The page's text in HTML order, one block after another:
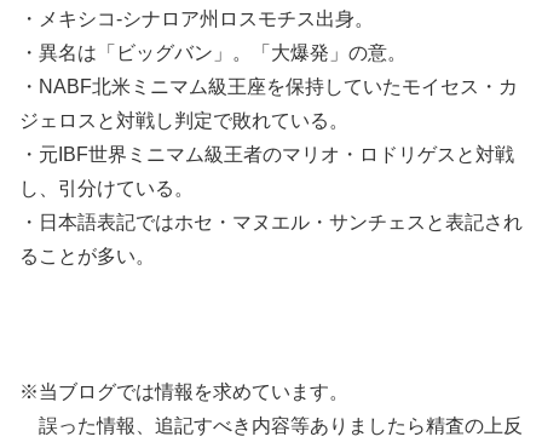
・メキシコ-シナロア州ロスモチス出身。
・異名は「ビッグバン」。「大爆発」の意。
・NABF北米ミニマム級王座を保持していたモイセス・カ
ジェロスと対戦し判定で敗れている。
・元IBF世界ミニマム級王者のマリオ・ロドリゲスと対戦
し、引分けている。
・日本語表記ではホセ・マヌエル・サンチェスと表記され
ることが多い。
※当ブログでは情報を求めています。
誤った情報、追記すべき内容等ありましたら精査の上反